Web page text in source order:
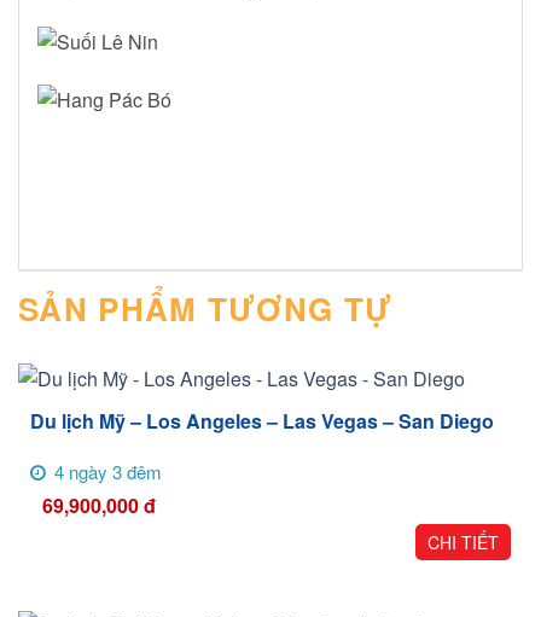
SẢN PHẨM TƯƠNG TỰ
Du lịch Mỹ – Los Angeles – Las Vegas – San Diego
4 ngày 3 đêm
69,900,000đ
CHI TIẾT